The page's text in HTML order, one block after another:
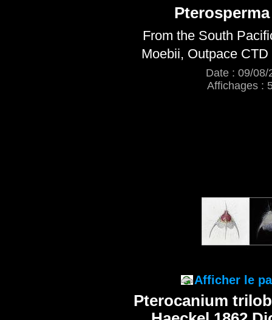
From the South
Moebii, Outpace
Date : 09/08/
Affichages :
Afficher le
Pterocanium